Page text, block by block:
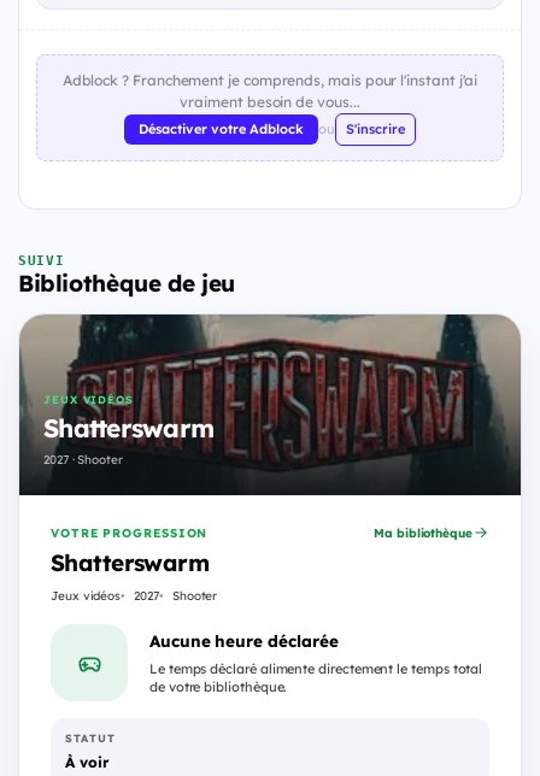
Adblock ? Franchement je comprends, mais pour l'instant j'ai
vraiment besoin de vous...
Désactiver votre Adblock ou S'inscrire
SUIVI
Bibliothèque de jeu
JEUX VIDÉOS
Shatterswarm
2027 · Shooter
VOTRE PROGRESSION
Shatterswarm
Jeux vidéos 2027 Shooter
Ma bibliothèque
Aucune heure déclarée
Le temps déclaré alimente directement le temps total
de votre bibliothèque.
STATUT
À voir